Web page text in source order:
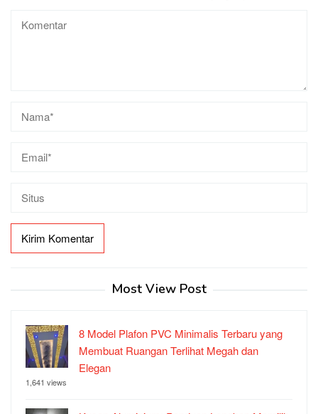
Most View Post
8 Model Plafon PVC Minimalis Terbaru yang
Membuat Ruangan Terlihat Megah dan
Elegan
1,641 views